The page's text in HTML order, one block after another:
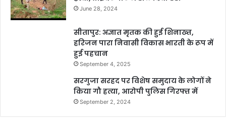
June 28, 2024
सीतापुर: अज्ञात मृतक की हुई शिनाख्त,
हरिजन पारा निवासी विकास भारती के रूप में
हुई पहचान
September 4, 2025
सरगुजा सरहद पर विशेष समुदाय के लोगों ने
किया गौ हत्या, आरोपी पुलिस गिरफ्त में
September 2, 2024